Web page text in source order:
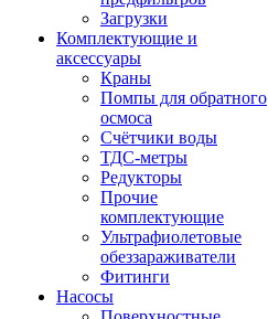
Загрузки
Комплектующие и
аксессуары
Краны
Помпы для обратного
осмоса
Счётчики воды
ТДС-метры
Редукторы
Прочие
комплектующие
Ультрафиолетовые
обеззараживатели
Фитинги
Насосы